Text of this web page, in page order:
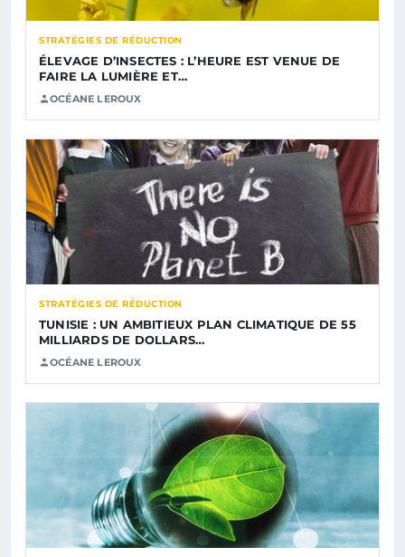
STRATÉGIES DE RÉDUCTION
ÉLEVAGE D’INSECTES : L’HEURE EST VENUE DE
FAIRE LA LUMIÈRE ET…
OCÉANE LEROUX
STRATÉGIES DE RÉDUCTION
TUNISIE : UN AMBITIEUX PLAN CLIMATIQUE DE 55
MILLIARDS DE DOLLARS…
OCÉANE LEROUX